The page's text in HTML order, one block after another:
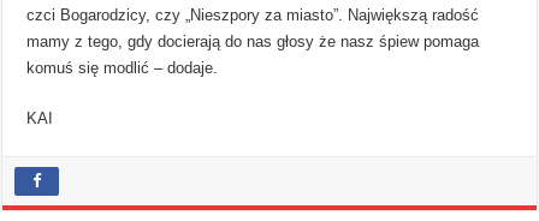
czci Bogarodzicy, czy „Nieszpory za miasto”. Największą radość
mamy z tego, gdy docierają do nas głosy że nasz śpiew pomaga
komuś się modlić – dodaje.
KAI